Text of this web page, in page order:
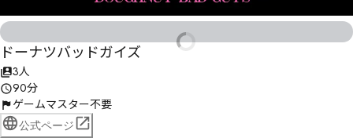
ドーナツバッドガイズ
3人
90分
ゲームマスター不要
公式ページ